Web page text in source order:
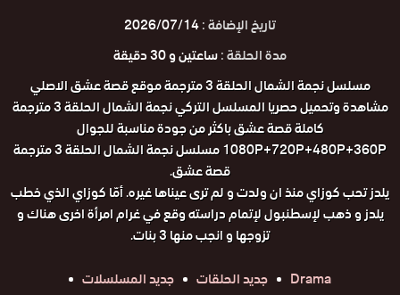
تاريخ الإضافة :2026/07/14
مدة الحلقة :ساعتين و 30 دقيقة
مسلسل نجمة الشمال الحلقة 3 مترجمة موقع قصة عشق الاصلي
مشاهدة وتحميل حصريا المسلسل التركي نجمة الشمال الحلقة 3 مترجمة
كاملة قصة عشق باكثر من جودة مناسبة للجوال
1080P+720P+480P+360P مسلسل نجمة الشمال الحلقة 3 مترجمة
قصة عشق.
يلدز تحب كوزاي منذ ان ولدت و لم ترى عيناها غيره. أمّا كوزاي الذي خطب
يلدز و ذهب لإسطنبول لإتمام دراسته وقع في غرام امرأة اخرى هناك و
تزوجها و انجب منها 3 بنات.
Drama
جديد الحلقات
جديد المسلسلات